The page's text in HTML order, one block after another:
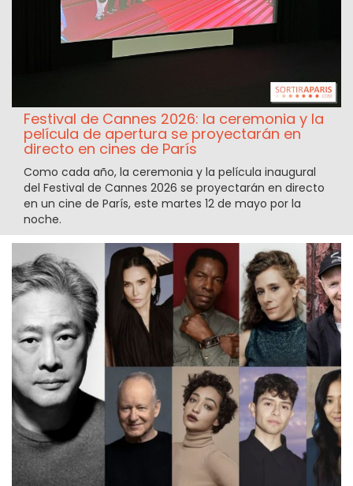
Festival de Cannes 2026: la ceremonia y la
película de apertura se proyectarán en
directo en cines de París
Como cada año, la ceremonia y la película inaugural
del Festival de Cannes 2026 se proyectarán en directo
en un cine de París, este martes 12 de mayo por la
noche.